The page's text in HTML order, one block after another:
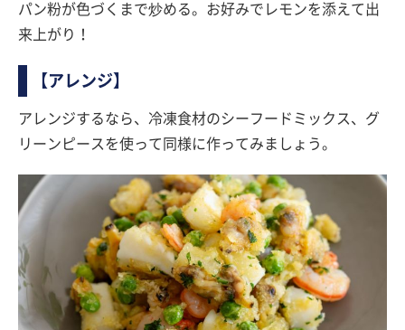
パン粉が色づくまで炒める。お好みでレモンを添えて出
来上がり！
【アレンジ】
アレンジするなら、冷凍食材のシーフードミックス、グ
リーンピースを使って同様に作ってみましょう。